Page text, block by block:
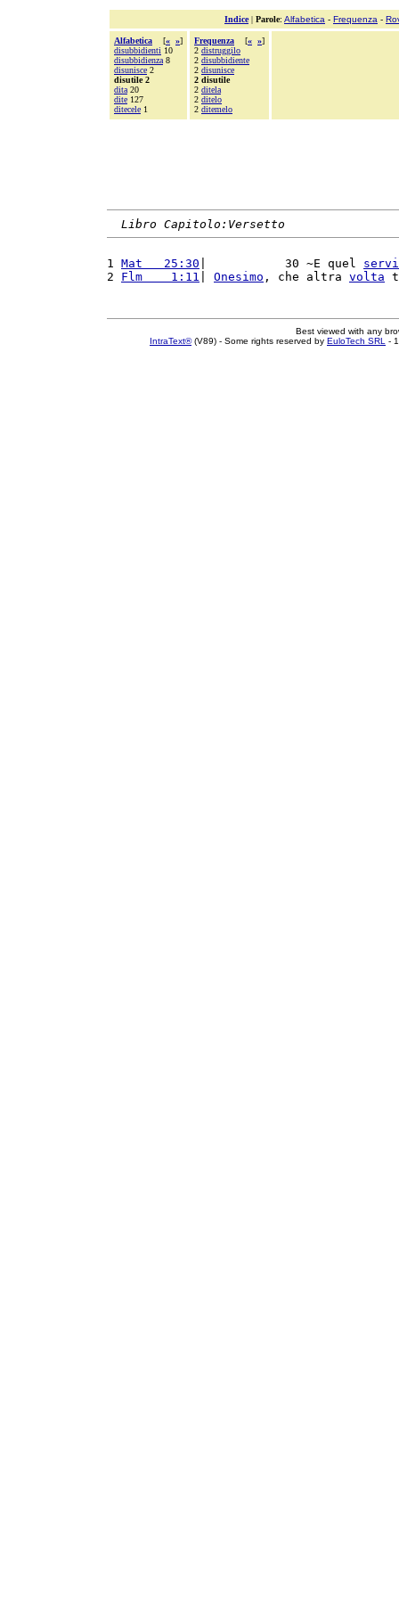
Indice| Parole: Alfabetica - Frequenza -
Alfabetica [« »]
disubbidienti 10
disubbidienza 8
disunisce 2
disutile 2
dita 20
dite 127
ditecele 1
Frequenza [« »]
2 distruggilo
2 disubbidiente
2 disunisce
2 disutile
2 ditela
2 ditelo
2 ditemelo
Libro Capitolo:Versetto
1 Mat   25:30 |           30 ~E quel
2 Flm    1:11 Onesimo , che altra volta
Best viewed with any
IntraText®(V89) - Some rights reserved by EuloTech SRL -